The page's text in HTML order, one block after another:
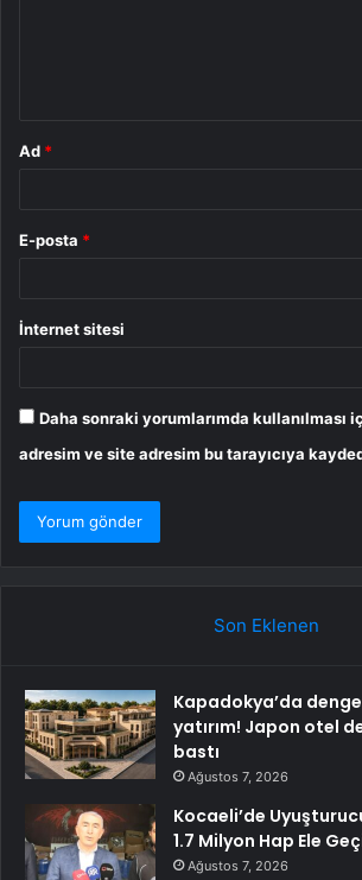
Ad *
E-posta *
İnternet sitesi
Daha sonraki yorumlarımda kullanılması
adresim ve site adresim bu tarayıcıya
Son Eklenen
Kapadokya’da
yatırım! Japon otel
bastı
Ağustos 7, 2026
Kocaeli’de
1.7 Milyon Hap Ele
Ağustos 7, 2026